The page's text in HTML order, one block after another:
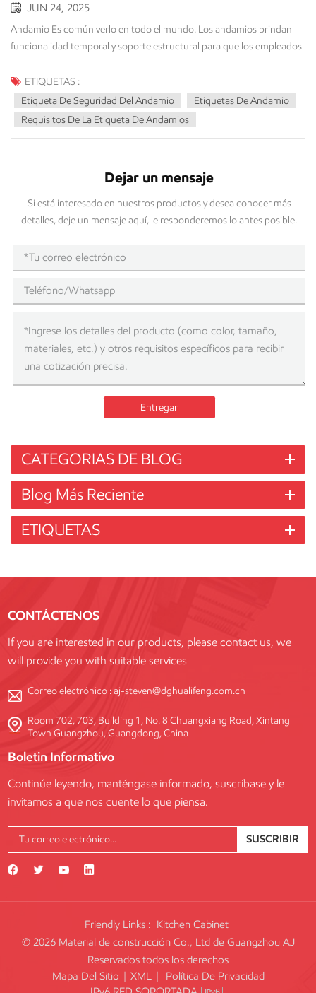
JUN 24, 2025
Andamio Es común verlo en todo el mundo. Los andamios brindan funcionalidad temporal y soporte estructural para que los empleados puedan acceder al área de trabajo de forma segura, incluso si está a 6 metros (20 pies) del suelo (o más). Los sistemas de andamios reales son geométricamente muy básicos. Sin embargo, existen numerosas normas de seguridad sobre su construcción y uso, y la etiqueta de andamio en sí misma es solo una parte de las normas y, por lo tanto, un requisito que se pasa por alto. Una etiqueta de andamio es simplemente una pegatina brillante, pero representa mucho más que una simple pegatina. Sirve como medio de comunicación, una confirmación de seguridad y es un requisito legal para controlar y garantizar la seguridad de todas las personas que se suben a un andamio.Este blog cubrirá todos los aspectos de las regulaciones de etiquetas de andamios, incluido por qué existen, qué significan y por qué seguir las pautas para las etiquetas de andamios no solo es una buena práctica, sino que es crucial para prevenir incidentes y preservar vidas. ¿Qué son exactamente las etiquetas de andamios? Las etiquetas de andamio son, básicamente, un marcador visual que se fija al andamio en cualquier punto de acceso. La etiqueta comunica el estado actual del andamio y dirige a los usuarios a la información esencial para comprender si van a usarlo. Se pueden considerar las etiquetas como un semáforo para andamios: verde significa continuar (uso seguro), amarillo significa precaución (puede tener limitaciones) y rojo significa detenerse (no usar).Si bien el dispositivo puede lucir diferente y los colores pueden tener distintos matices según las leyes y los códigos locales y las políticas de la empresa, en general, la función esencial sigue siendo la misma: comunicar el estado de uso y seguridad a los usuarios del andamio de forma clara, inmediata y directa. El propósito indispensable de las etiquetas de andamios ¿Qué hace que estas etiquetas sean tan importantes? Están totalmente vinculadas a algunos aspectos importantes de la seguridad y la operación, como:Comunicación de estado instantánea: Las etiquetas indican al instante a los trabajadores si el andamio ha sido inspeccionado, es seguro o no. En entornos de construcción con un ritmo acelerado, la comunicación instantánea es fundamental para garantizar la seguridad sin comprometer la operación.Confirmación de inspección: Las etiquetas de andamios son evidencia de que una persona competente ha inspeccionado y declarado que el andamio es seguro y cumple con las normas de seguridad.Identificación de peligros y restricciones: Las etiquetas pueden identificar peligros o restricciones (p. ej., las etiquetas amarillas de "precaución" detallan las restricciones). Las etiquetas alertan a los trabajadores sobre peligros o posibles peligros antes de comenzar a trabajar.Responsabilidad y mantenimiento de registros: Las etiquetas suelen incluir información sobre el inspector, la fecha de inspección y la fecha programada para la próxima inspección. Proporcionan un registro de auditoría claro sobre la seguridad de los andamios y generan documentación importante para las investigaciones en caso de incidente. Cumplimiento de la normativa: Organizaciones de seguridad y salud ocupacional de todo el mundo (como OSHA y HSE) exigen el uso de etiquetas para andamios como parte de sus programas de seguridad. Las organizaciones pueden incurrir en multas significativas y, lo que es más importante, causar accidentes evitables si no cumplen con esta normativa. Información clave contenida en una etiqueta de andamio Aunque los diseños variarán, la mayoría de las etiquetas de andamios completas contendrán los siguientes detalles esenciales:Codificación de colores: como se indicó anteriormente, el color generalmente será el identificador principal del estado del andamio. Verde: Indica que el andamio es seguro para su uso, está completamente inspeccionado y cumple con todas las normas de seguridad. Amarillo/Ámbar: Indica precaución. El andamiaje puede estar incompleto, en proceso de cambio o tener limitaciones específicas. Generalmente, se detallarán las limitaciones de la etiqueta. Rojo: Indica que el andamio no es seguro para su uso, está en construcción, se está desmontando o se ha retirado del servicio debido a defectos. ¡El acceso está estrictamente prohibido!Fecha de preinspección: la fecha en la que se inspeccionó el andamio por última vez y se consideró seguro y debe inspeccionarse y mantenerse periódicamente.Firma/nombre del inspector: identifica a la persona competente que realizó la inspección y autorizó/aprobó el andamio para su uso; transmite responsabilidad.Identificación del andamio: un número o código único para identificar el andamio específico, especialmente requerido en sitios grandes con muchos andamios. Capacidad de carga/Limitaciones: Esencial para andamios sujetos a restricciones de peso específicas u otras limitaciones (por ejemplo, número máximo de personas, tipos de herramientas permitidos) por debajo de la capacidad de carga total de ese tipo de andamio. Esta situación suele incluir una etiqueta amarilla. Próxima fecha de inspección (opcional): Algunas etiquetas indican cuándo debe realizarse la próxima inspección. Esto facilita la gestión de la programación y la seguridad. Nombre de la empresa/Logotipo: Identifica la empresa responsable del andamio (y/o de la inspección). Comprensión de los diferentes escenarios de etiquetas Etiqueta verde:Una etiqueta verde significa que la estructura del andamio ha sido completamente montada, inspeccionada por una persona competente y se ha determinado que es segura para el lugar de trabajo. Todos los componentes están fijados, los soportes están asegurados y todos los puntos de acceso se consideran seguros. Los trabajadores pueden continuar su trabajo con confianza. Etiqueta amarilla:Una etiqueta amarilla suele indicar la situación o el alcance cuando el andamio está incompleto, se está modificando o se deben comunicar otras condiciones específicas. Por ejemplo: Andamio incompleto: Secciones faltantes, barandilla no completamente instalada, tablones incompletos, etc. La etiqueta indicará qué secciones son seguras o con qué limitaciones.Restricciones de carga específicas: El andamio puede ser seguro para trabajos livianos pero no para materiales pesados.Factores ambientales: Quizás el andamio sea seguro, pero el acceso está restringido durante vientos fuertes. Etiqueta roja:Una etiqueta roja indica prohibición absoluta. Este andamio no es seguro de usar bajo ninguna circunstancia por las siguientes posibles razones:En construcción/desmantelamiento: El andamio se está construyendo o desmontando activamente y, por lo tanto, es inestable.Dañado/defectuoso: Los componentes están rotos, faltantes o comprometidos, lo que hace que el andamio no sea seguro.No inspeccionado: El andamio aún no ha sido inspeccionado y aprobado por una persona competente.Fuera de servicio: El andamio ha sido puesto fuera de servicio intencionadamente por diversos motivos.Bajo ninguna circunstancia se debe entrar ni trabajar en un andamio que muestre una etiqueta roja. Esta es una regla de seguridad innegociable. Mejores prácticas y cumplimiento Cumplir con los requisitos de las etiquetas de andamios no se trata solo de pegar una etiqueta en una estructura; implica un enfoque integral de la seguridad:Persona competente: Todas las inspecciones y el etiquetado de andamios deben ser realizados por una "persona competente", es decir, un individuo que tenga suficiente experiencia y conocimientos para identificar peligros y tenga la autoridad para tomar medidas correctivas.Inspecciones regulares: Los andamios deben inspeccionarse antes de cada turno de trabajo y después de cualquier evento que pueda afectar su integridad (por ejemplo, condiciones climáticas adversas, alteraciones o impactos accidentales). Cada inspección debe ir seguida de la actualización o sustitución de la etiqueta.Colocación adecuada: Las etiquetas deben ser claramente visibles en todos los puntos de acceso al andamio (por ejemplo, escaleras, torres de escaleras).Capacitación: Todos los trabajadores que utilizan o trabajan cerca de andamios deben recibir capacitación sobre el significado de las etiquetas de los andamios y los procedimientos para informar condiciones inseguras.Informar sobre condiciones inseguras: Cualquier trabajador que observe una condición insegura en un andamio, independientemente del estado de su etiqueta, tiene la responsabilidad de informarlo inmediatamente a su supervisor o al oficial de seguridad del sitio.Gestión del sistema de etiquetado: Las empresas deben tener un sistema claro para gestionar las etiquetas de los andamios, incluidos los procedimientos para emitir, reemplazar y retirar etiquetas. Conclusión Las etiquetas para andamios son mucho más que simples piezas de plástico o papel de colores; son un pilar fundamental para su seguridad. Proporcionan información inmediata y crucial sobre el estado del andamio, lo que garantiza que los trabajadores puedan evaluar rápidamente su seguridad antes de usarlo. Al servir como una herramienta de comunicación clara, verificar las inspecciones, señalar los peligros y fomentar la responsabilidad, estas etiquetas son indispensables para prevenir accidentes y garantizar el cumplimiento normativo. Cumplir con los requisitos de las etiquetas para andamios, desde su correcta colocación y la inspección periódica por parte de una persona competente hasta la capacitación integral de los trabajadores, es un compromiso fundamental con el bienestar de cada persona que se sube a un andamio, contribuyendo así a un entorno de construcción más seguro y productivo. Preguntas frecuentes ¿Quién es responsable de colocar y actualizar las etiquetas de los andamios?Una persona competente es responsable de inspeccionar el andamio y colocar o actualizar la etiqueta. Una persona competente es aquella con la experiencia y los conoci
ETIQUETAS :
Etiqueta De Seguridad Del Andamio
Etiquetas De Andamio
Requisitos De La Etiqueta De Andamios
Dejar un mensaje
Si está interesado en nuestros productos y desea conocer más
detalles, deje un mensaje aquí, le responderemos lo antes posible.
Entregar
CATEGORIAS DE BLOG
Blog Más Reciente
ETIQUETAS
CONTÁCTENOS
If you are interested in our products, please contact us, we
will provide you with suitable services
Correo electrónico :aj-steven@dghualifeng.com.cn
Room 702, 703, Building 1, No. 8 Chuangxiang Road, Xintang
Town Guangzhou, Guangdong, China
Boletin Informativo
Continúe leyendo, manténgase informado, suscríbase y le
invitamos a que nos cuente lo que piensa.
SUSCRIBIR
Friendly Links : Kitchen Cabinet
© 2026 Material de construcción Co., Ltd de Guangzhou AJ
Reservados todos los derechos
Mapa Del Sitio | XML |
Política De Privacidad